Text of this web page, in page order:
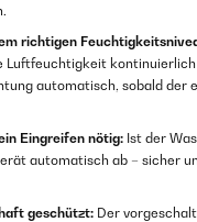
richtigen
Luftfeuchtigkeit
automatisch, sobald der
Eingreifen nötig: Ist der
automatisch ab – sicher
geschützt: Der